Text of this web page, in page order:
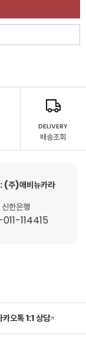
DELIVERY
배송조회
(주)애비뉴카라
신한은행
114415
카오톡 1:1 상담